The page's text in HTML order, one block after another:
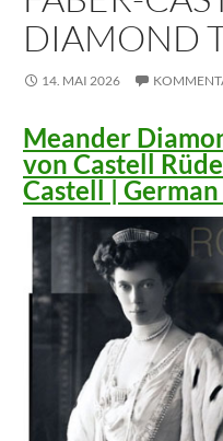
DIAMOND
14. MAI 2026
Meander
von Castell
Castell |